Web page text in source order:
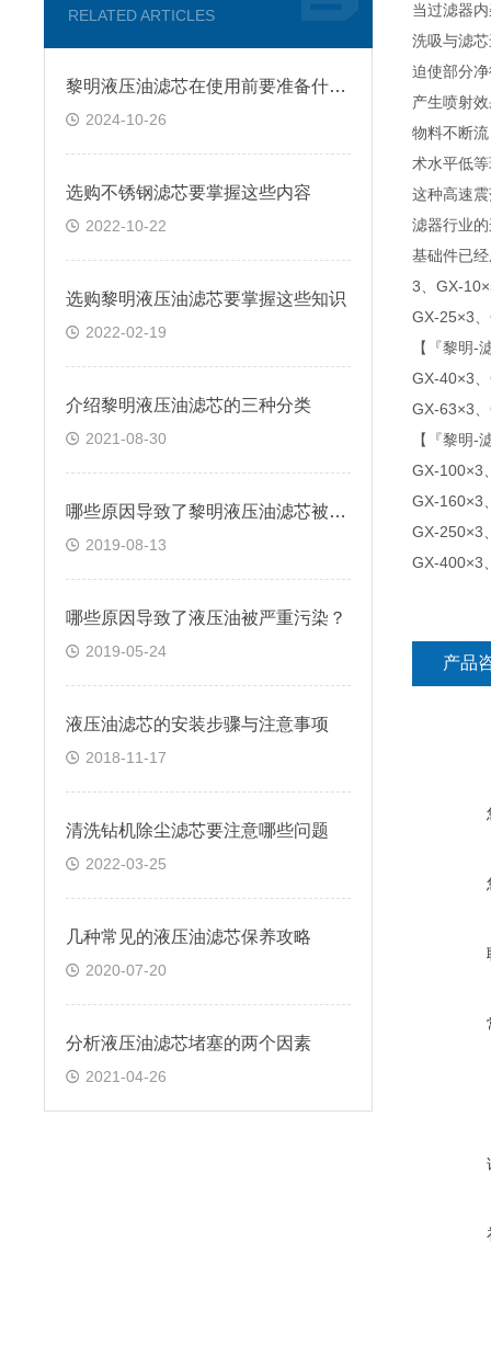
RELATED ARTICLES
黎明液压油滤芯在使用前要准备什么你知道吗？
2024-10-26
选购不锈钢滤芯要掌握这些内容
2022-10-22
选购黎明液压油滤芯要掌握这些知识
2022-02-19
介绍黎明液压油滤芯的三种分类
2021-08-30
哪些原因导致了黎明液压油滤芯被严重污染呢？
2019-08-13
哪些原因导致了液压油被严重污染？
2019-05-24
液压油滤芯的安装步骤与注意事项
2018-11-17
清洗钻机除尘滤芯要注意哪些问题
2022-03-25
几种常见的液压油滤芯保养攻略
2020-07-20
分析液压油滤芯堵塞的两个因素
2021-04-26
当过滤器
洗吸与滤
迫使部分
产生喷射
物料不断
术水平低
这种高速
滤器行业
基础件已
3、GX-
GX-25×3
【『黎明-
GX-40×3
GX-63×3
【『黎明-
GX-100×3
GX-160×3
GX-250×3
GX-400×3
产品